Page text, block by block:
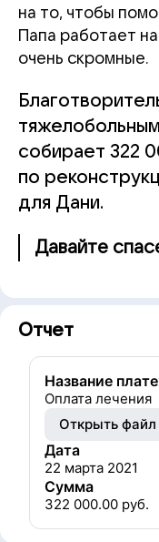
на то, чтобы
Папа работает
очень скромные.
собирает 322
по
для Дани.
Давайте
Отчет
Название
Оплата лечения
Открыть файл
Дата
22 марта 2021
Сумма
322 000.00 руб.